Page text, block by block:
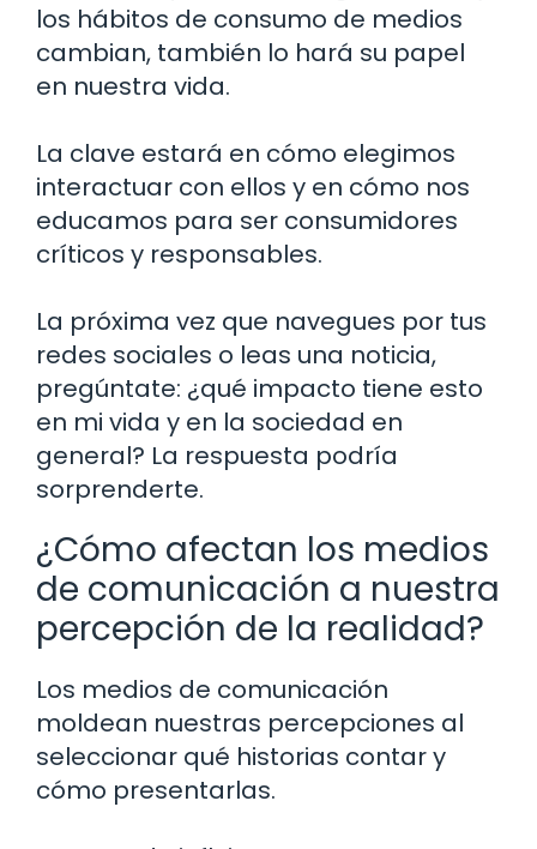
los hábitos de consumo de medios
cambian, también lo hará su papel
en nuestra vida.
La clave estará en cómo elegimos
interactuar con ellos y en cómo nos
educamos para ser consumidores
críticos y responsables.
La próxima vez que navegues por tus
redes sociales o leas una noticia,
pregúntate: ¿qué impacto tiene esto
en mi vida y en la sociedad en
general? La respuesta podría
sorprenderte.
¿Cómo afectan los medios
de comunicación a nuestra
percepción de la realidad?
Los medios de comunicación
moldean nuestras percepciones al
seleccionar qué historias contar y
cómo presentarlas.